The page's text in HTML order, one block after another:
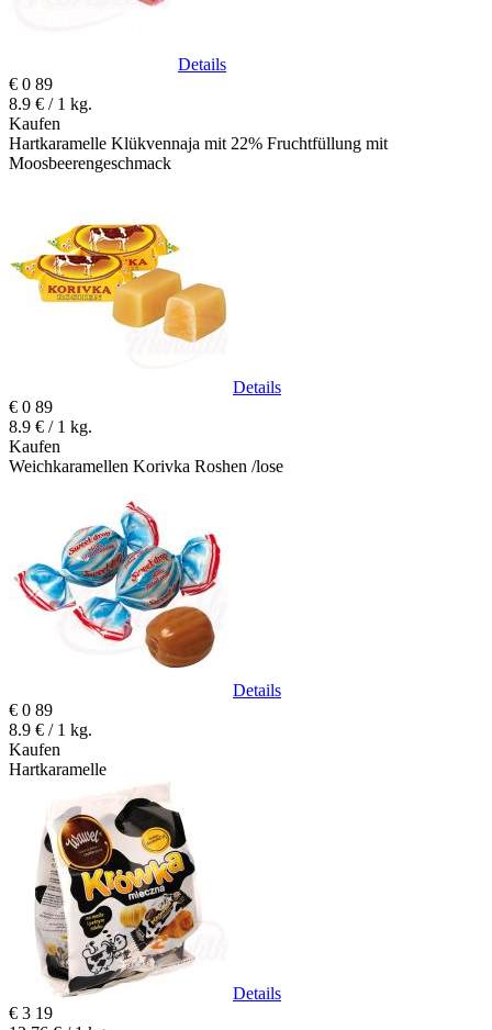
Details
€ 0 89
8.9 € / 1 kg.
Kaufen
Hartkaramelle Klükvennaja mit 22% Fruchtfüllung mit
Moosbeerengeschmack
Details
€ 0 89
8.9 € / 1 kg.
Kaufen
Weichkaramellen Korivka Roshen /lose
Details
€ 0 89
8.9 € / 1 kg.
Kaufen
Hartkaramelle
Details
€ 3 19